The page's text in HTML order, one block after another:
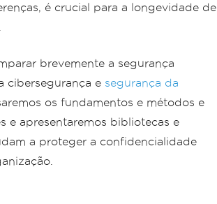
é crucial para a longevidade de
brevemente a segurança
cibersegurança e segurança da
os fundamentos e métodos e
e apresentaremos bibliotecas e
a proteger a confidencialidade